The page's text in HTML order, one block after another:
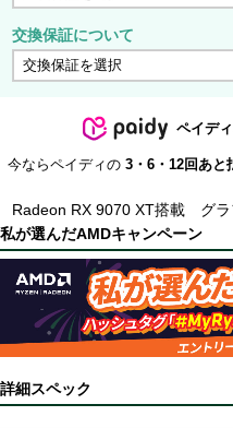
交換保証について
ペイデ
今ならペイディの 3・6・12回あと
Radeon RX 9070 XT搭載 グラ
私が選んだAMDキャンペーン
詳細スペック